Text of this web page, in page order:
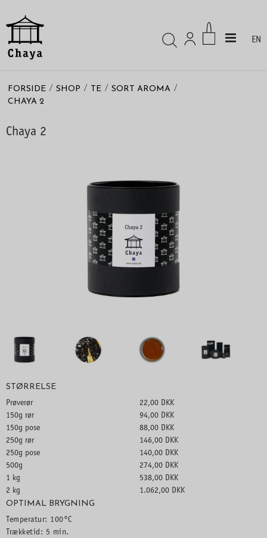
EN
FORSIDE / SHOP / TE / SORT AROMA /
CHAYA 2
Chaya 2
STØRRELSE
Prøverør
22,00 DKK
150g rør
94,00 DKK
150g pose
88,00 DKK
250g rør
146,00 DKK
250g pose
140,00 DKK
500g
274,00 DKK
1 kg
538,00 DKK
2 kg
1.062,00 DKK
OPTIMAL BRYGNING
Temperatur: 100°C
Trækketid: 5 min.